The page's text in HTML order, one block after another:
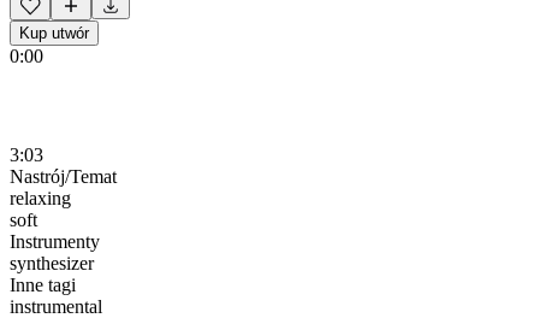
Kup utwór
0:00
3:03
Nastrój/Temat
relaxing
soft
Instrumenty
synthesizer
Inne tagi
instrumental